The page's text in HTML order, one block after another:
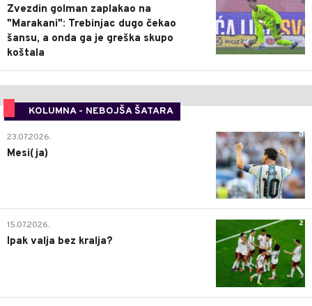
Zvezdin golman zaplakao na
"Marakani": Trebinjac dugo čekao
šansu, a onda ga je greška skupo
koštala
KOLUMNA - NEBOJŠA ŠATARA
0
23.07.2026.
Mesi(ja)
2
15.07.2026.
Ipak valja bez kralja?